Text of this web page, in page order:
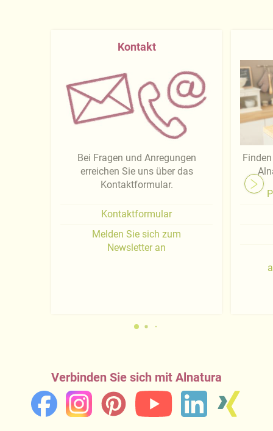
Kontakt
Bei Fragen und Anregungen
erreichen Sie uns über das
Kontaktformular.
Kontaktformular
Melden Sie sich zum
Newsletter an
Verbinden Sie sich mit Alnatura